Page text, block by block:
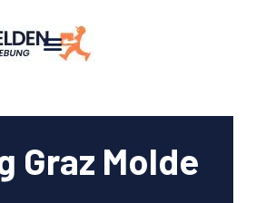
Graz Molde